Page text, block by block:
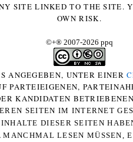
SITE LINKED TO THE
OWN RISK.
©+® 2007-2026 ppq
ANGEGEBEN, UNTER EINER
PARTEIEIGENEN,
KANDIDATEN
SEITEN IM INTERNET
DIESER SEITEN
LESEN MÜSSEN,